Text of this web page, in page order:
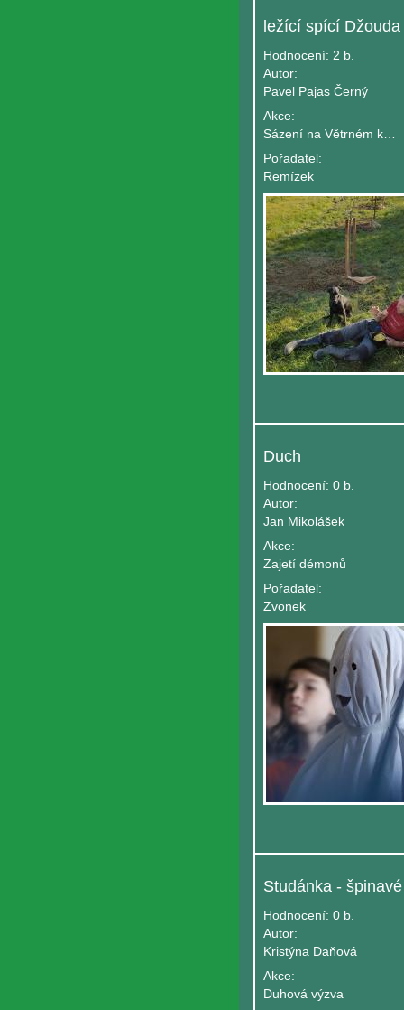
ležící spící Džouda
Hodnocení: 2 b.
Autor:
Pavel Pajas Černý
Akce:
Sázení na Větrném kole 2020
Pořadatel:
Remízek
Duch
Hodnocení: 0 b.
Autor:
Jan Mikolášek
Akce:
Zajetí démonů
Pořadatel:
Zvonek
Hodnocení: 0 b.
Autor:
Kristýna Daňová
Akce:
Duhová výzva